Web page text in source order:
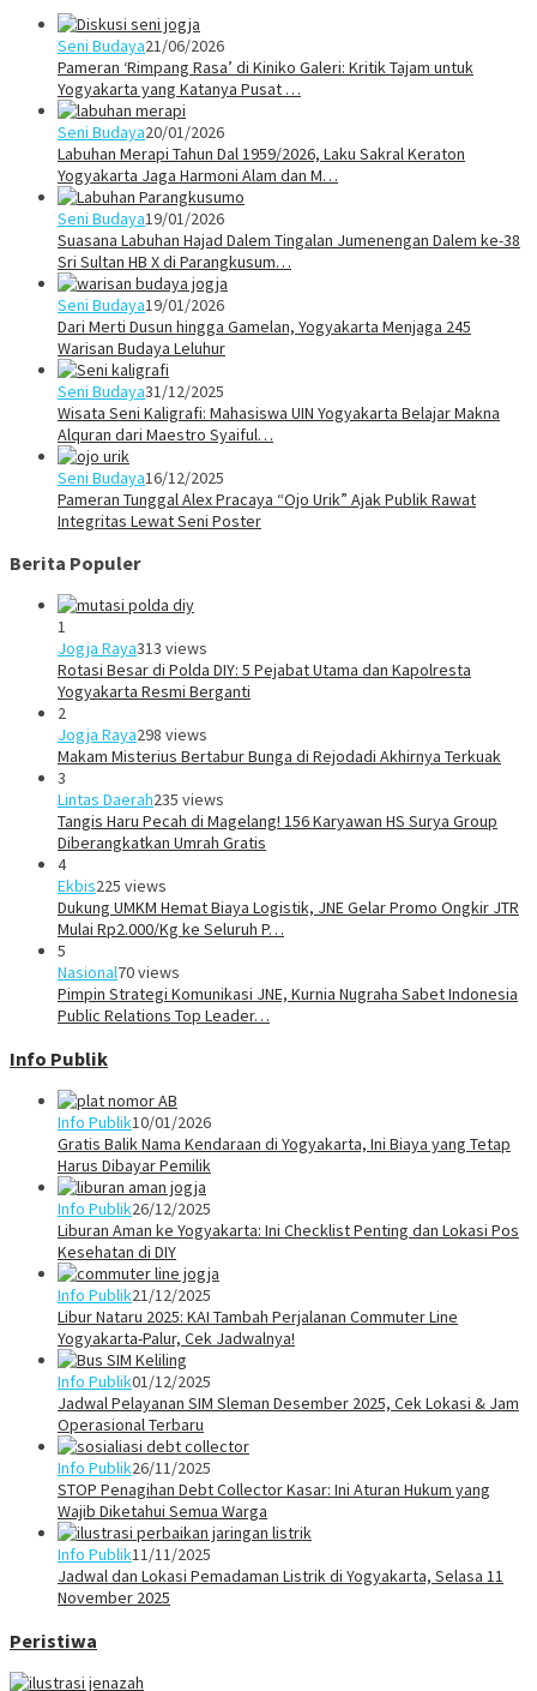
Seni Budaya21/06/2026
Pameran ‘Rimpang Rasa’ di Kiniko Galeri: Kritik Tajam untuk
Yogyakarta yang Katanya Pusat …
Seni Budaya20/01/2026
Labuhan Merapi Tahun Dal 1959/2026, Laku Sakral Keraton
Yogyakarta Jaga Harmoni Alam dan M…
Seni Budaya19/01/2026
Suasana Labuhan Hajad Dalem Tingalan Jumenengan Dalem ke-38
Sri Sultan HB X di Parangkusum…
Seni Budaya19/01/2026
Dari Merti Dusun hingga Gamelan, Yogyakarta Menjaga 245
Warisan Budaya Leluhur
Seni Budaya31/12/2025
Wisata Seni Kaligrafi: Mahasiswa UIN Yogyakarta Belajar Makna
Alquran dari Maestro Syaiful…
Seni Budaya16/12/2025
Pameran Tunggal Alex Pracaya “Ojo Urik” Ajak Publik Rawat
Integritas Lewat Seni Poster
Berita Populer
1
Jogja Raya313 views
Rotasi Besar di Polda DIY: 5 Pejabat Utama dan Kapolresta
Yogyakarta Resmi Berganti
2
Jogja Raya298 views
Makam Misterius Bertabur Bunga di Rejodadi Akhirnya Terkuak
3
Lintas Daerah235 views
Tangis Haru Pecah di Magelang! 156 Karyawan HS Surya Group
Diberangkatkan Umrah Gratis
4
Ekbis225 views
Dukung UMKM Hemat Biaya Logistik, JNE Gelar Promo Ongkir JTR
Mulai Rp2.000/Kg ke Seluruh P…
5
Nasional70 views
Pimpin Strategi Komunikasi JNE, Kurnia Nugraha Sabet Indonesia
Public Relations Top Leader…
Info Publik
Info Publik10/01/2026
Gratis Balik Nama Kendaraan di Yogyakarta, Ini Biaya yang Tetap
Harus Dibayar Pemilik
Info Publik26/12/2025
Liburan Aman ke Yogyakarta: Ini Checklist Penting dan Lokasi Pos
Kesehatan di DIY
Info Publik21/12/2025
Libur Nataru 2025: KAI Tambah Perjalanan Commuter Line
Yogyakarta-Palur, Cek Jadwalnya!
Info Publik01/12/2025
Jadwal Pelayanan SIM Sleman Desember 2025, Cek Lokasi & Jam
Operasional Terbaru
Info Publik26/11/2025
STOP Penagihan Debt Collector Kasar: Ini Aturan Hukum yang
Wajib Diketahui Semua Warga
Info Publik11/11/2025
Jadwal dan Lokasi Pemadaman Listrik di Yogyakarta, Selasa 11
November 2025
Peristiwa